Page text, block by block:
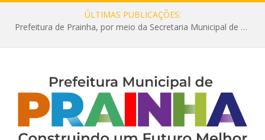
ÚLTIMAS PUBLICAÇÕES:
Prefeitura de Prainha, por meio da Secretaria Municipal de Educação, abre 354 vagas na área da Educação para 2025 com processo seletivo simplificado